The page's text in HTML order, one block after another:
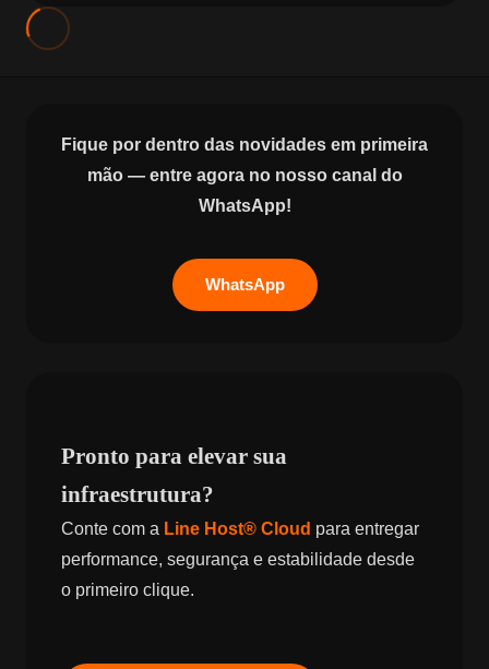
Fique por dentro das novidades em primeira
mão — entre agora no nosso canal do
WhatsApp!
WhatsApp
Pronto para elevar sua
infraestrutura?
Conte com a Line Host® Cloud para entregar
performance, segurança e estabilidade desde
o primeiro clique.